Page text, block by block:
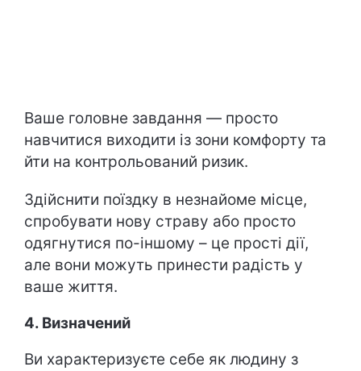
Ваше головне завдання — просто
навчитися виходити із зони комфорту та
йти на контрольований ризик.
Здійснити поїздку в незнайоме місце,
спробувати нову страву або просто
одягнутися по-іншому – це прості дії,
але вони можуть принести радість у
ваше життя.
4. Визначений
Ви характеризуєте себе як людину з